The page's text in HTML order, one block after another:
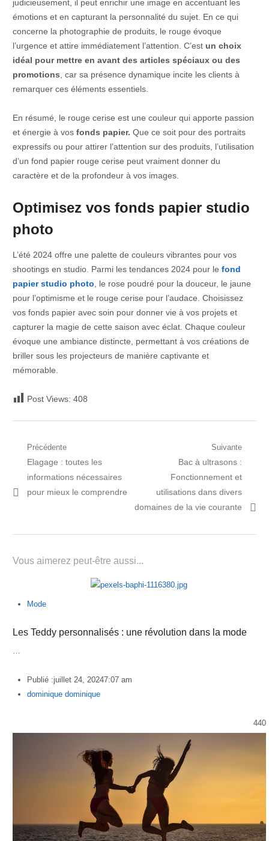
judicieusement, il peut enrichir une image en accentuant les
émotions et en capturant la personnalité du sujet. En ce qui
concerne la photographie de produits, le rouge évoque
l’urgence et attire immédiatement l’attention. C’est un choix
idéal pour mettre en avant des articles spéciaux ou des
promotions , car sa présence dynamique incite les clients à
remarquer ces éléments essentiels.
En résumé, le rouge cerise est une couleur qui apporte passion
et énergie à vos fonds papier. Que ce soit pour des portraits
expressifs ou pour attirer l’attention sur des produits, l’utilisation
d’un fond papier rouge cerise peut vraiment donner du
caractère et de la profondeur à vos images.
Optimisez vos fonds papier studio
photo
L’été 2024 offre une palette de couleurs vibrantes pour vos
shootings en studio. Parmi les tendances 2024 pour le fond
papier studio photo , le rose poudré pour la douceur, le jaune
pour l’optimisme et le rouge cerise pour l’audace. Choisissez
vos fonds papier avec soin pour donner vie à vos projets et
capturer la magie de cette saison avec éclat. Chaque couleur
évoque une ambiance distincte, permettant à vos créations de
briller sous les projecteurs de manière captivante et
mémorable.
Post Views: 408
Navigation
l’article
Précédente
Post
précédent:
Elagage : toutes les
informations nécessaires
pour mieux le comprendre
Suivante
Prochain
article:
Bac à ultrasons :
Fonctionnement et
utilisations dans divers
domaines de la vie courante
Vous aimerez peut-être aussi...
Mode
Les Teddy personnalisés : une révolution dans la mode
…
Publié :juillet 24, 20247:07 am
Author
dominique dominique
440